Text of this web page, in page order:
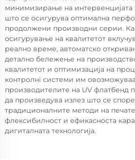
минимизирање на интервенцијата
што се осигурува оптимална
продолжени производни серии.
осигурување на квалитетот
реално време, автоматско
детално бележење на
квалитетот и оптимизација на
контролнi системи им
производителите на UV флатбенд
да произведува излез што се
традиционалните методи на
флексибилност и ефикасноста
дигиталната технологија.